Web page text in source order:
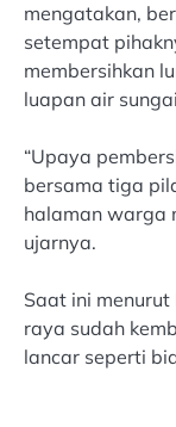
mengatakan,
setempat
membersihkan
luapan air
“Upaya
bersama tiga
halaman warga
ujarnya.
Saat ini
raya sudah
lancar seperti